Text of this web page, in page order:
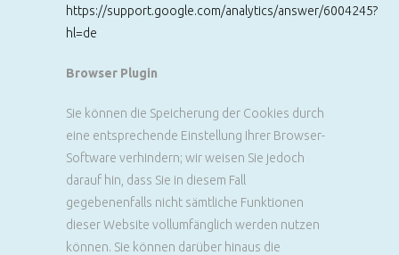
https://support.google.com/analytics/answer/6004245?
hl=de
Browser Plugin
Sie können die Speicherung der Cookies durch
eine entsprechende Einstellung Ihrer Browser-
Software verhindern; wir weisen Sie jedoch
darauf hin, dass Sie in diesem Fall
gegebenenfalls nicht sämtliche Funktionen
dieser Website vollumfänglich werden nutzen
können. Sie können darüber hinaus die